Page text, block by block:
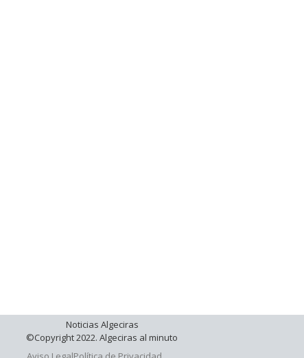
Noticias Algeciras
©Copyright 2022. Algeciras al minuto